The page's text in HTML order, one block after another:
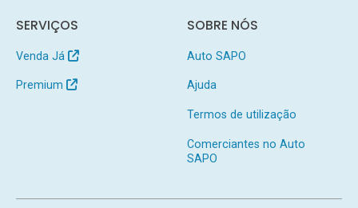
SERVIÇOS
Venda Já
Premium
SOBRE NÓS
Auto SAPO
Ajuda
Termos de utilização
Comerciantes no Auto
SAPO